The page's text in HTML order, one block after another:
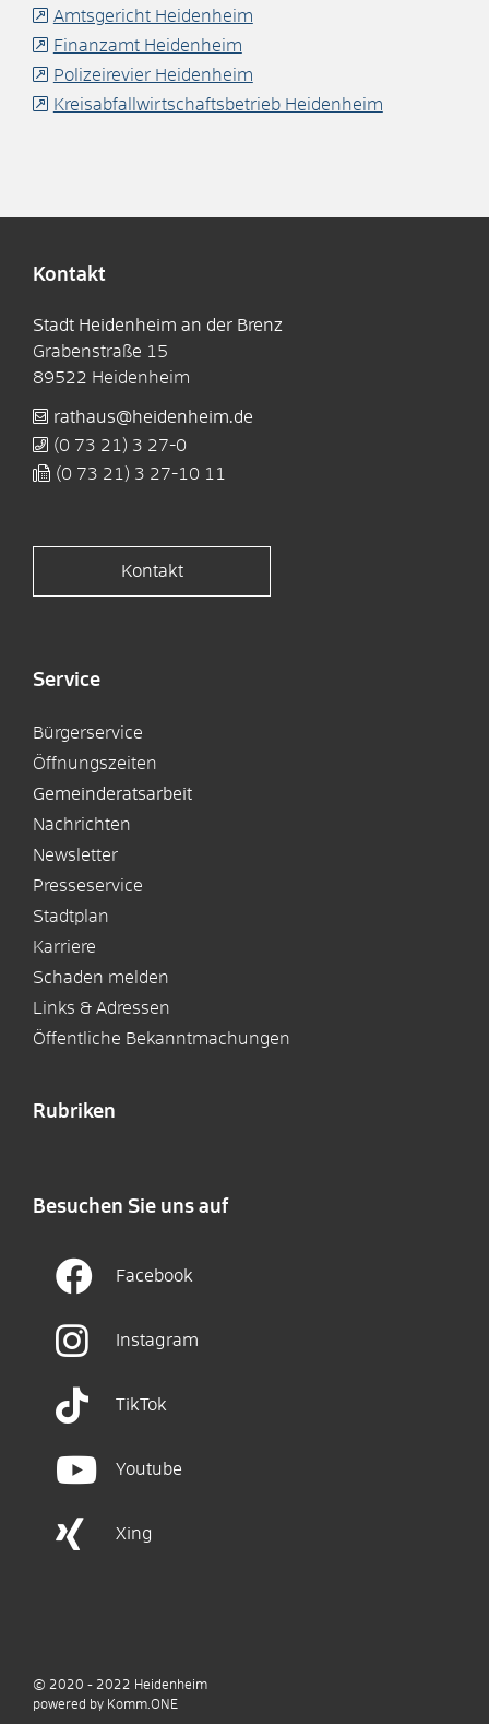
Amtsgericht Heidenheim
Finanzamt Heidenheim
Polizeirevier Heidenheim
Kreisabfallwirtschaftsbetrieb Heidenheim
Kontakt
Stadt Heidenheim an der Brenz
Grabenstraße 15
89522 Heidenheim
rathaus@heidenheim.de
(0 73 21) 3 27-0
(0 73 21) 3 27-10 11
Kontakt
Service
Bürgerservice
Öffnungszeiten
Gemeinderatsarbeit
Nachrichten
Newsletter
Presseservice
Stadtplan
Karriere
Schaden melden
Links & Adressen
Öffentliche Bekanntmachungen
Rubriken
Besuchen Sie uns auf
Facebook
Instagram
TikTok
Youtube
Xing
© 2020 - 2022 Heidenheim
powered by Komm.ONE